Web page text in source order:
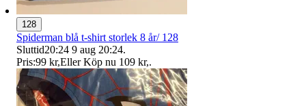
128
Spiderman blå t-shirt storlek 8 år/ 128
Sluttid20:24 9 aug 20:24.
Pris:99 kr,Eller Köp nu 109 kr,.